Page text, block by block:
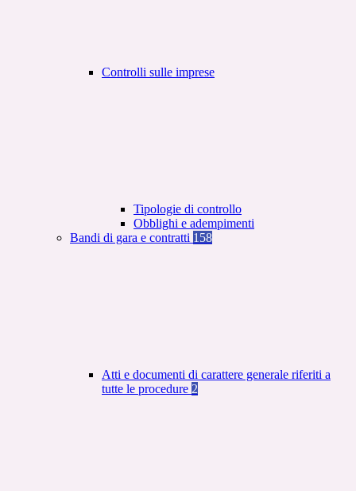
Controlli sulle imprese
Tipologie di controllo
Obblighi e adempimenti
Bandi di gara e contratti 158
Atti e documenti di carattere generale riferiti a
tutte le procedure 2